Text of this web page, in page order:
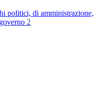
politici, di amministrazione,
2